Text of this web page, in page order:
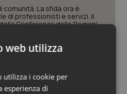
comunità. La sfida ora è
di professionisti e servizi. Il
Conferenza delle Regioni
di Milano. Ispezioni e
riscontrate, stop al
web utilizza
utilizza i cookie per
esperienza di